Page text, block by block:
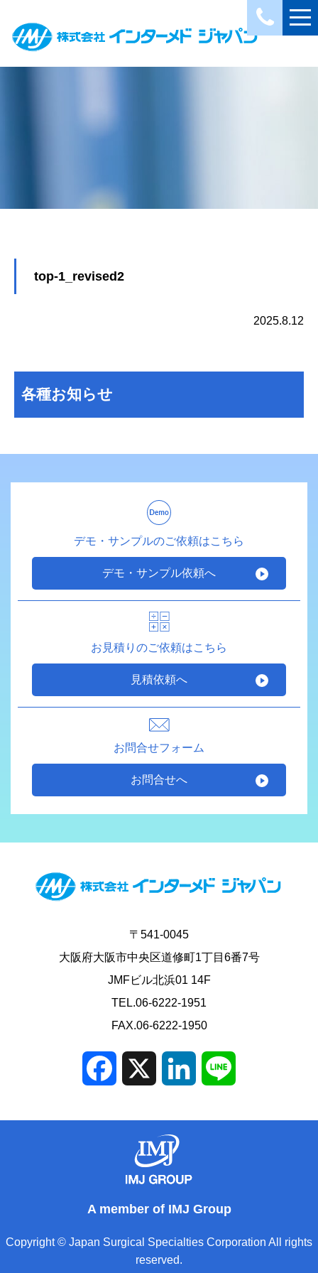
各種お知らせ
top-1_revised2
2025.8.12
デモ・サンプルのご依頼はこちら
デモ・サンプル依頼へ
お見積りのご依頼はこちら
見積依頼へ
お問合せフォーム
お問合せへ
〒541-0045
大阪府大阪市中央区道修町1丁目6番7号
JMFビル北浜01 14F
TEL.06-6222-1951
FAX.06-6222-1950
Facebook LinkedIn
A member of IMJ Group
Copyright © Japan Surgical Specialties Corporation All rights
reserved.